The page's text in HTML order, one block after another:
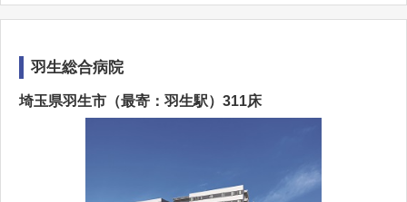
羽生総合病院
埼玉県羽生市（最寄：羽生駅）311床